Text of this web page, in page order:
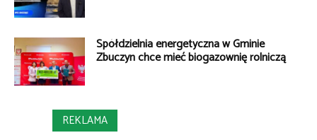
Spółdzielnia energetyczna w Gminie
Zbuczyn chce mieć biogazownię rolniczą
REKLAMA